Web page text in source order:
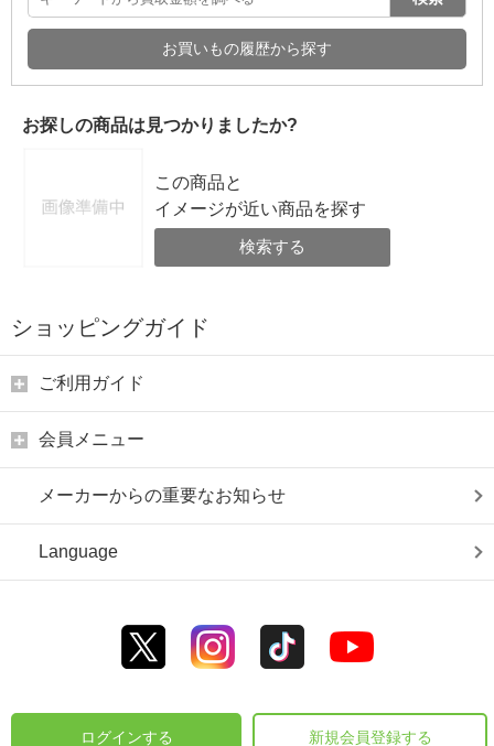
お買いもの履歴から探す
お探しの商品は見つかりましたか?
この商品と
イメージが近い商品を探す
検索する
ショッピングガイド
ご利用ガイド
会員メニュー
メーカーからの重要なお知らせ
Language
ログインする 新規会員登録する